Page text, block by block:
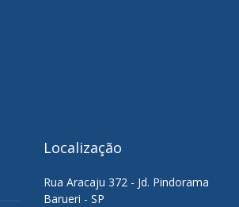
Localização
Rua Aracaju 372 - Jd. Pindorama
Barueri - SP